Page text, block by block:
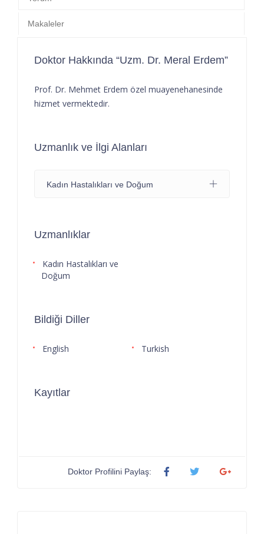
Makaleler
Doktor Hakkında “Uzm. Dr. Meral Erdem”
Prof. Dr. Mehmet Erdem özel muayenehanesinde
hizmet vermektedir.
Uzmanlık ve İlgi Alanları
Kadın Hastalıkları ve Doğum
Uzmanlıklar
Kadın Hastalıkları ve
Doğum
Bildiği Diller
English Turkish
Kayıtlar
Doktor Profilini Paylaş: